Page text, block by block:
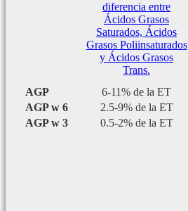
diferencia entre
Ácidos Grasos
Saturados, Ácidos
Grasos Poliinsaturados
y Ácidos Grasos
Trans.
AGP 6-11% de la ET
AGP w 6
2.5-9% de la ET
AGP w 3
0.5-2% de la ET